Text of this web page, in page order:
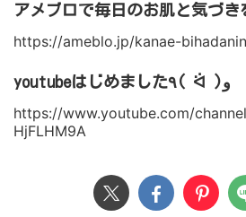
アメブロで毎日のお肌と気づ
https://ameblo.jp/kanae-
youtubeはじめました٩( ᐛ )و
https://www.youtube.com/
HjFLHM9A